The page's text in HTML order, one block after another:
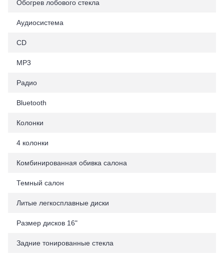
Обогрев лобового стекла
Аудиосистема
CD
MP3
Радио
Bluetooth
Колонки
4 колонки
Комбинированная обивка салона
Темный салон
Литые легкосплавные диски
Размер дисков 16"
Задние тонированные стекла